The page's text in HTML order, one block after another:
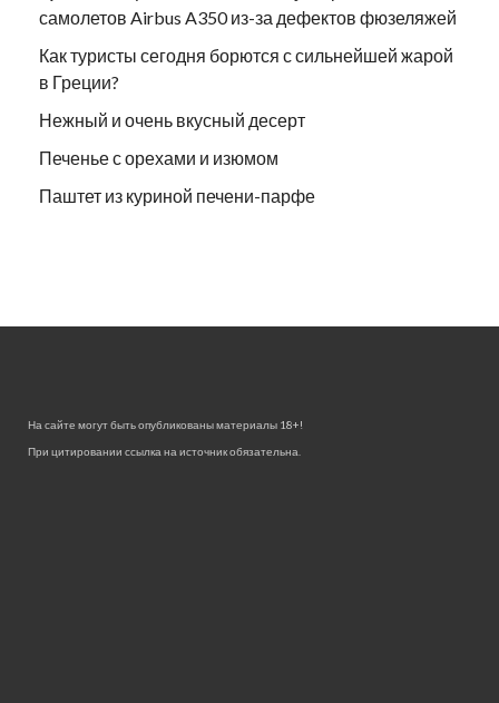
самолетов Airbus A350 из-за дефектов фюзеляжей
Как туристы сегодня борются с сильнейшей жарой
в Греции?
Нежный и очень вкусный десерт
Печенье с орехами и изюмом
Паштет из куриной печени-парфе
На сайте могут быть опубликованы материалы 18+!
При цитировании ссылка на источник обязательна.